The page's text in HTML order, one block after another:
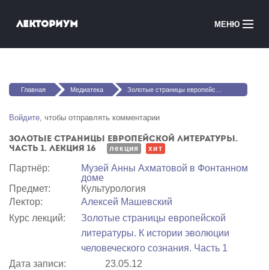
Лекториум МЕНЮ
Медиатека
Courses in English
Войти
Вы здесь
Главная Медиатека Золотые страницы европейской литературы. Часть 1. Лекция 16
Войдите, чтобы отправлять комментарии
Золотые страницы европейской литературы.
Часть 1. Лекция 16
лекция хит
Партнёр:
Музей Анны Ахматовой в Фонтанном
доме
Предмет:
Культурология
Лектор:
Алексей Машевский
Курс лекций:
Золотые страницы европейской
литературы. К истории эволюции
человеческого сознания. Часть 1
Дата записи:
23.05.12